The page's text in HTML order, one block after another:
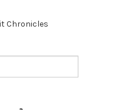
Chronicles